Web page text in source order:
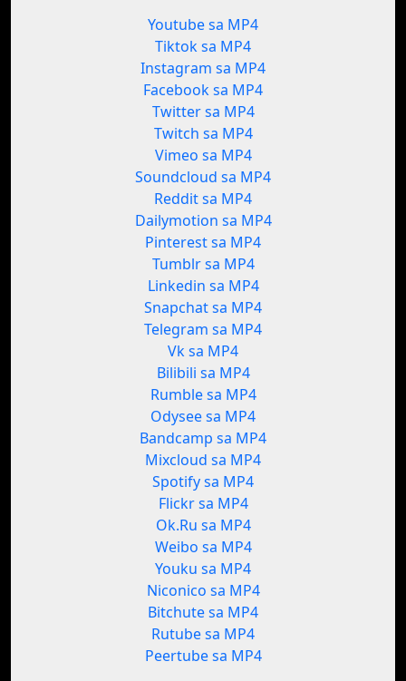
Youtube sa MP4
Tiktok sa MP4
Instagram sa MP4
Facebook sa MP4
Twitter sa MP4
Twitch sa MP4
Vimeo sa MP4
Soundcloud sa MP4
Reddit sa MP4
Dailymotion sa MP4
Pinterest sa MP4
Tumblr sa MP4
Linkedin sa MP4
Snapchat sa MP4
Telegram sa MP4
Vk sa MP4
Bilibili sa MP4
Rumble sa MP4
Odysee sa MP4
Bandcamp sa MP4
Mixcloud sa MP4
Spotify sa MP4
Flickr sa MP4
Ok.Ru sa MP4
Weibo sa MP4
Youku sa MP4
Niconico sa MP4
Bitchute sa MP4
Rutube sa MP4
Peertube sa MP4